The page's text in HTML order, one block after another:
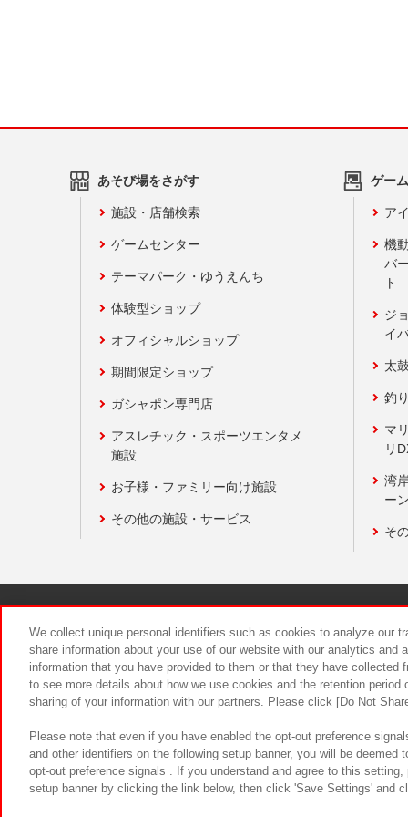
あそび場をさがす
施設・店舗検索
ゲームセンター
テーマパーク・ゆうえんち
体験型ショップ
オフィシャルショップ
期間限定ショップ
ガシャポン専門店
アスレチック・スポーツエンタメ
施設
お子様・ファミリー向け施設
その他の施設・サービス
ゲー
ア
機
バ
ト
ジ
イ
太
釣
マ
リ
湾
ー
そ
食品のご
We collect unique personal identifiers such as cookies to analyze our
share information about your use of our website with our analytics and
information that you have provided to them or that they have
to see more details about how we use cookies and the retention
sharing of your information with our partners. Please click [Do Not
Please note that even if you have enabled the opt-out preference
and other identifiers on the following setup banner, you will be
opt-out preference signals . If you understand and agree to this
setup banner by clicking the link below, then click 'Save Settings' and